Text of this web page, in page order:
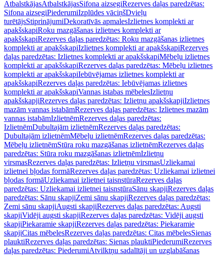
AtbalstkājasAtbalstkājasSifona aizsegiRezerves daļas paredzētas:
Sifona aizsegiPiederumiIzplūdes vāciņšDvieļu
turētājsStiprinājumiDekoratīvās apmalesIzlietnes komplekti ar
apakšskapiRoku mazgāšanas izlietnes komplekti ar
apakšskapiRezerves daļas paredzētas: Roku mazgāšanas izlietnes
komplekti ar apakšskapiIzlietnes komplekti ar apakšskapiRezerves
daļas paredzētas: Izlietnes komplekti ar apakšskapiMēbeļu izlietnes
komplekti ar apakšskapiRezerves daļas paredzētas: Mēbeļu izlietnes
komplekti ar apakšskapiIebūvējamas izlietnes komplekti ar
apakšskapiRezerves daļas paredzētas: Iebūvējamas izlietnes
komplekti ar apakšskapiVannas istabas mēbelesIzlietņu
apakšskapjiRezerves daļas paredzētas: Izlietņu apakšskapjiIzlietnes
mazām vannas istabāmRezerves daļas paredzētas: Izlietnes mazām
vannas istabāmIzlietnēmRezerves daļas paredzētas:
IzlietnēmDubultajām izlietnēmRezerves daļas paredzētas:
Dubultajām izlietnēmMēbeļu izlietnēmRezerves daļas paredzētas:
Mēbeļu izlietnēmStūra roku mazgāšanas izlietnēmRezerves daļas
paredzētas: Stūra roku mazgāšanas izlietnēmIzlietņu
virsmasRezerves daļas paredzētas: Izlietņu virsmasUzliekamai
izlietnei bļodas formāRezerves daļas paredzētas: Uzliekamai izlietnei
bļodas formāUzliekamai izlietnei taisnstūraRezerves daļas
paredzētas: Uzliekamai izlietnei taisnstūraSānu skapjiRezerves daļas
paredzētas: Sānu skapjiZemi sānu skapjiRezerves daļas paredzētas:
Zemi sānu skapjiAugsti skapjiRezerves daļas paredzētas: Augsti
skapjiVidēji augsti skapjiRezerves daļas paredzētas: Vidēji augsti
skapjiPiekaramie skapjiRezerves daļas paredzētas: Piekaramie
skapjiCitas mēbelesRezerves daļas paredzētas: Citas mēbelesSienas
plauktiRezerves daļas paredzētas: Sienas plauktiPiederumiRezerves
daļas paredzētas: PiederumiAtvilktņu sadalītāji un uzglabāšanas